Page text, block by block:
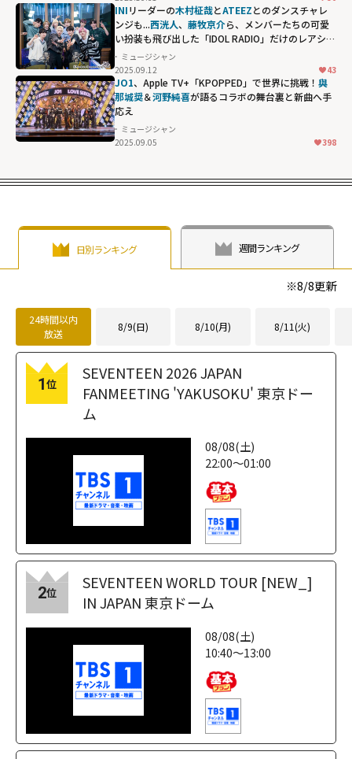
INIリーダーの木村柾哉とATEEZとのダンスチャレ
ンジも...西洸人、 藤牧京介ら、メンバーたちの可愛
い扮装も飛び出した「IDOL RADIO」だけのレアショ
ット
ミュージシャン
2025.09.12
43
JO1、Apple TV+「KPOPPED」で世界に挑戦！ 與
那城奨＆河野純喜が語るコラボの舞台裏と新曲へ手
応え
ミュージシャン
2025.09.05
398
日別ランキング 週間ランキング
※8/8更新
24時間以内
放送
8/9(日) 8/10(月) 8/11(火)
1位
SEVENTEEN 2026 JAPAN
FANMEETING 'YAKUSOKU' 東京ドー
ム
08/08(土)
22:00～01:00
2位
SEVENTEEN WORLD TOUR [NEW_]
IN JAPAN 東京ドーム
08/08(土)
10:40～13:00